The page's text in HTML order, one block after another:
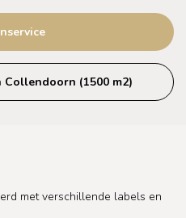
(1500 m2)
met verschillende labels en